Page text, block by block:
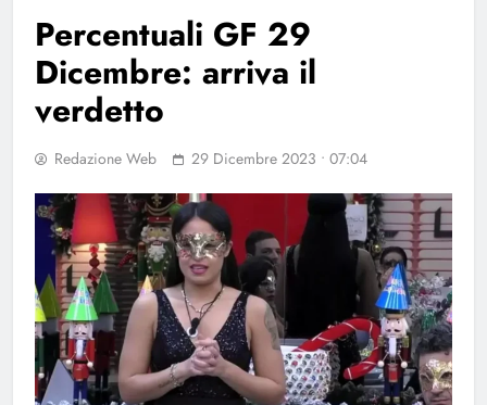
Percentuali GF 29
Dicembre: arriva il
verdetto
Redazione Web 29 Dicembre 2023 • 07:04